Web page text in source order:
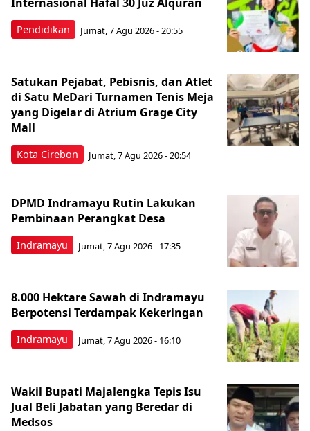
Pendidikan Jumat, 7 Agu 2026 - 20:55
Kota Cirebon
Satukan Pejabat, Pebisnis, dan Atlet
di Satu MeDari Turnamen Tenis Meja
yang Digelar di Atrium Grage City
Mall
Jumat, 7 Agu 2026 - 20:54
Indramayu
DPMD Indramayu Rutin Lakukan
Pembinaan Perangkat Desa
Jumat, 7 Agu 2026 - 17:35
Indramayu
8.000 Hektare Sawah di Indramayu
Berpotensi Terdampak Kekeringan
Jumat, 7 Agu 2026 - 16:10
Wakil Bupati Majalengka Tepis Isu
Jual Beli Jabatan yang Beredar di
Medsos